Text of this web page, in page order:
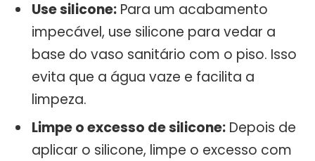
Use silicone: Para um acabamento
impecável, use silicone para vedar a
base do vaso sanitário com o piso. Isso
evita que a água vaze e facilita a
limpeza.
Limpe o excesso de silicone: Depois de
aplicar o silicone, limpe o excesso com